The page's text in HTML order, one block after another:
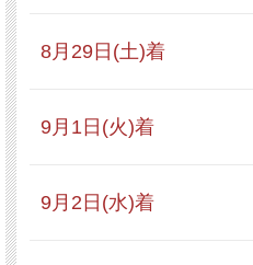
チョコデニッシ
1個
おたのしみ1点
8月29日(土)着
9月1日(火)着
9月2日(水)着